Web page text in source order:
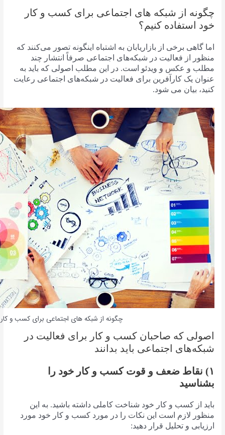
چگونه از شبکه های اجتماعی برای کسب و کار
خود استفاده کنیم؟
اما گاهی برخی از بازاریابان به اشتباه اینگونه تصور می‌کنند که
منظور از فعالیت در شبکه‌های اجتماعی صرفاً انتشار چند
مطلب و عکس و ویدئو است. در این مطلب اصولی که باید به
عنوان یک کارآفرین برای فعالیت در شبکه‌های اجتماعی رعایت
کنید، بیان می شود.
چگونه از شبکه های اجتماعی برای کسب و کار
اصولی که صاحبان کسب و کار برای فعالیت در
شبکه‌های اجتماعی باید بدانند
۱) نقاط ضعف و قوت کسب و کار خود را
بشناسید
باید از کسب و کار خود شناخت کاملی داشته باشید. به این
منظور لازم است این نکات را در مورد کسب و کار خود مورد
ارزیابی و تحلیل قرار دهید: